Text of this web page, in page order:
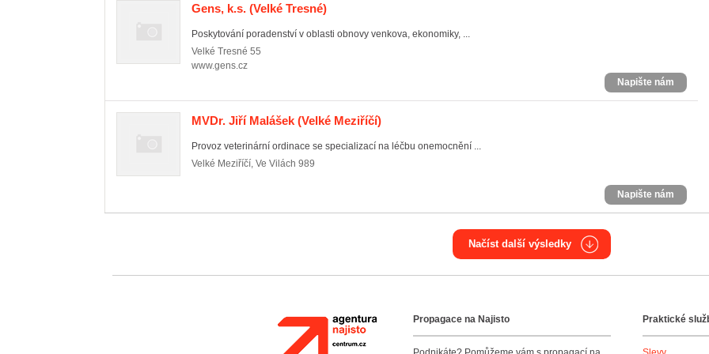
Gens, k.s. (Velké Tresné)
Poskytování poradenství v oblasti obnovy venkova, ekonomiky, ...
Velké Tresné 55
www.gens.cz
Napište nám
MVDr. Jiří Malášek (Velké Meziříčí)
Provoz veterinární ordinace se specializací na léčbu onemocnění ...
Velké Meziříčí, Ve Vilách 989
Napište nám
Načíst další výsledky
Agentura NajistoPropagace na Najisto Praktické